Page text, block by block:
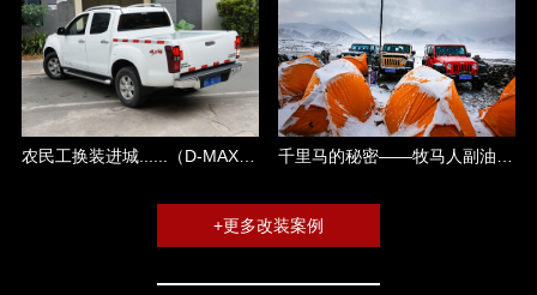
农民工换装进城......（D-MAX改装）
+更多改装案例